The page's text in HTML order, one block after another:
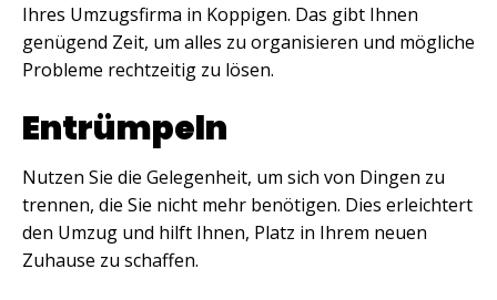
Ihres Umzugsfirma in Koppigen. Das gibt Ihnen
genügend Zeit, um alles zu organisieren und mögliche
Probleme rechtzeitig zu lösen.
Entrümpeln
Nutzen Sie die Gelegenheit, um sich von Dingen zu
trennen, die Sie nicht mehr benötigen. Dies erleichtert
den Umzug und hilft Ihnen, Platz in Ihrem neuen
Zuhause zu schaffen.